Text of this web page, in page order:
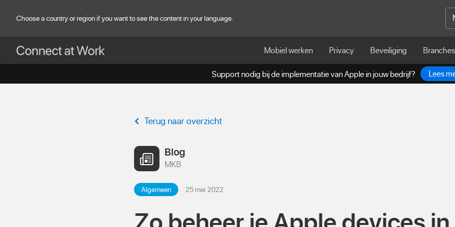
Choose a country or region if you want to see the content in your language.
Mobiel werken Privacy Beveiliging Branches
Support nodig bij de implementatie van Apple in jouw bedrijf? Lees
Terug naar overzicht
Blog
MKB
Algemeen 25 mei 2022